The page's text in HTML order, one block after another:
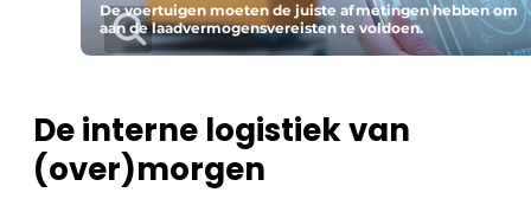
Home
Podcasts
Privacy / Cookie statement
De voertuigen moeten de juiste afmetingen hebben om
aan de laadvermogensvereisten te voldoen.
De interne logistiek van
(over)morgen